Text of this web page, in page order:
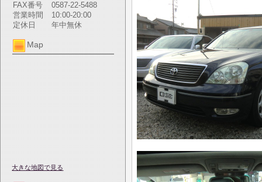
FAX番号
0587-22-5488
営業時間
10:00-20:00
定休日
年中無休
Map
大きな地図で見る